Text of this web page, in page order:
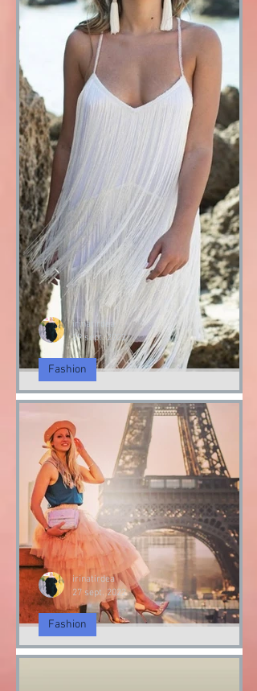
Paris Fashion Week 2022
Paris Fashion Week 2022
Fashion
irinatirdea
29 sept. 2022
Paris Fashion Week 2022
Fashion
irinatirdea
27 sept. 2022